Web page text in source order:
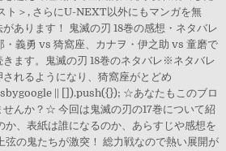
ト＞, さらにU-NEXT以外にもマンガを無
あります！ 鬼滅の刃 18巻の感想・ネタバレ
・義勇 vs 猗窩座、カナヲ・伊之助 vs 童磨で
ます。鬼滅の刃 18巻のネタバレ※ネタバレ
れるようになり、猗窩座がとどめ
|| []).push({}); ☆あなたもこのブロ
んか？☆ 今回は鬼滅の刃の17巻について紹
か、表紙は誰になるのか、あらすじや感想を
弦の鬼たちが激突！ 総力戦なので熱い展開が